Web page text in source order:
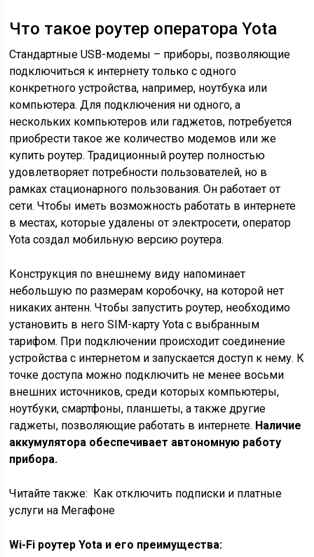
Что такое роутер оператора Yota
Стандартные USB-модемы – приборы, позволяющие
подключиться к интернету только с одного
конкретного устройства, например, ноутбука или
компьютера. Для подключения ни одного, а
нескольких компьютеров или гаджетов, потребуется
приобрести такое же количество модемов или же
купить роутер. Традиционный роутер полностью
удовлетворяет потребности пользователей, но в
рамках стационарного пользования. Он работает от
сети. Чтобы иметь возможность работать в интернете
в местах, которые удалены от электросети, оператор
Yota создал мобильную версию роутера.
Конструкция по внешнему виду напоминает
небольшую по размерам коробочку, на которой нет
никаких антенн. Чтобы запустить роутер, необходимо
установить в него SIM-карту Yota с выбранным
тарифом. При подключении происходит соединение
устройства с интернетом и запускается доступ к нему. К
точке доступа можно подключить не менее восьми
внешних источников, среди которых компьютеры,
ноутбуки, смартфоны, планшеты, а также другие
гаджеты, позволяющие работать в интернете. Наличие
аккумулятора обеспечивает автономную работу
прибора.
Читайте также: Как отключить подписки и платные
услуги на Мегафоне
Wi-Fi роутер Yota и его преимущества: